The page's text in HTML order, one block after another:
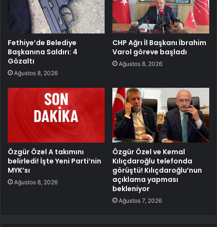
Fethiye’de Belediye
Başkanına Saldırı: 4
Gözaltı
Ağustos 8, 2026
CHP Ağrı İl Başkanı İbrahim
Varol göreve başladı
Ağustos 8, 2026
Özgür Özel A takımını
belirledi! İşte Yeni Parti’nin
MYK’sı
Ağustos 8, 2026
Özgür Özel ve Kemal
Kılıçdaroğlu telefonda
görüştü! Kılıçdaroğlu’nun
açıklama yapması
bekleniyor
Ağustos 7, 2026